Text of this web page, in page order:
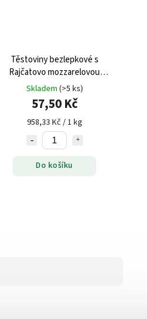
Těstoviny bezlepkové s
Rajčatovo mozzarelovou
omáčkou 60g J.K.Food
Skladem (>5 ks)
57,50 Kč
958,33 Kč / 1 kg
Do košíku